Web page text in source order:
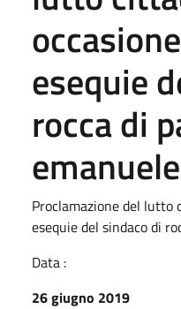
esequie
rocca di
Proclamazione del lutto
esequie del sindaco di
Data :
26 giugno 2019